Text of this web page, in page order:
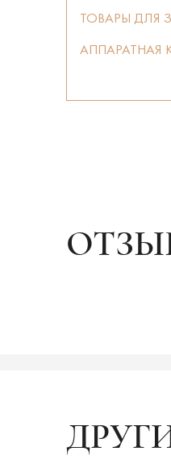
ТОВАРЫ ДЛЯ
АППАРАТНАЯ